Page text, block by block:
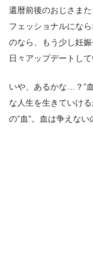
還暦前後のおじさま
フェッショナルにな
のなら、もう少し妊
日々アップデートし
いや、あるかな…？”
な人生を生きていけ
の”血”。血は争えない